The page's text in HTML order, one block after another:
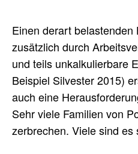
Einen derart
zusätzlich durch
und teils unkalkulierbare
Beispiel Silvester 2015)
auch eine
Sehr viele Familien von
zerbrechen. Viele sind es